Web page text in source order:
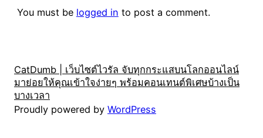
You must be logged in to post a comment.
CatDumb | เว็บไซต์ไวรัล จับทุกกระแสบนโลกออนไลน์
มาย่อยให้คุณเข้าใจง่ายๆ พร้อมคอนเทนต์พิเศษบ้างเป็น
บางเวลา
Proudly powered by WordPress